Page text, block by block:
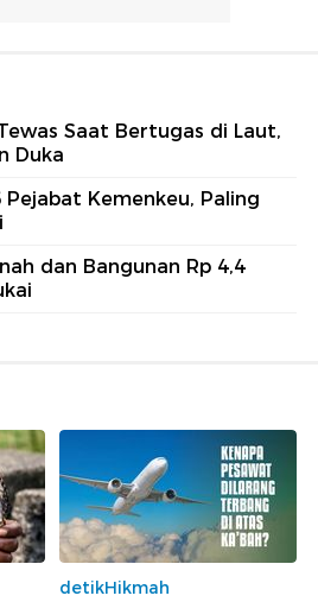
Saat Bertugas di Laut,
Duka
Pejabat Kemenkeu, Paling
dan Bangunan Rp 4,4
detikHikmah